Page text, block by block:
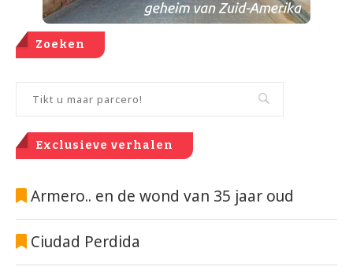
Zoeken
Exclusieve verhalen
Armero.. en de wond van 35 jaar oud
Ciudad Perdida